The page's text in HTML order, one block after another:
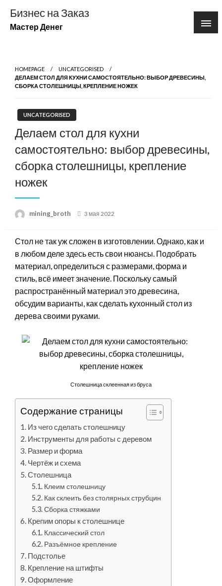
содержимому
Бизнес на Заказ
Мастер Денег
HOMEPAGE
UNCATEGORISED
ДЕЛАЕМ СТОЛ ДЛЯ КУХНИ САМОСТОЯТЕЛЬНО: ВЫБОР ДРЕВЕСИНЫ,
СБОРКА СТОЛЕШНИЦЫ, КРЕПЛЕНИЕ НОЖЕК
UNCATEGORISED
Делаем стол для кухни
самостоятельно: выбор древесины,
сборка столешницы, крепление
ножек
mining_broth
Posted
3 мая 2022
Стол не так уж сложен в изготовлении. Однако, как и
в любом деле здесь есть свои нюансы. Подобрать
материал, определиться с размерами, форма и
стиль, всё имеет значение. Поскольку самый
распространённый материал это древесина,
обсудим варианты, как сделать кухонный стол из
дерева своими руками.
Столешница склеенная из бруса
Содержание страницы
Из чего сделать столешницу
Инструменты для работы с деревом
Размер и форма
Чертёж и схема
Столешница
Клеим столешницу
Как склеить без столярных струбцин
Сборка стяжками
Крепим опоры к столешнице
Классический стол
Разъёмное крепление
Подстолье
Крепление на штифты
Оформление